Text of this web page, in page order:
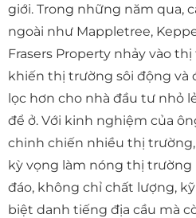
giới. Trong những năm qua,
ngoài như Mappletree,
Frasers Property nhảy vào
khiến thị trường sôi động và
lọc hơn cho nhà đầu tư nhỏ
để ở. Với kinh nghiệm của
chinh chiến nhiều thị trường,
kỳ vọng làm nóng thị
đáo, không chỉ chất lượng,
biệt danh tiếng địa cầu mà